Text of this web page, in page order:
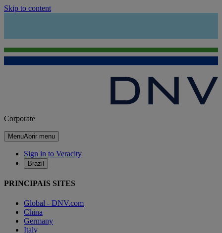
Skip to content
Corporate
MenuAbrir menu
Sign in to Veracity
Brazil
PRINCIPAIS SITES
Global - DNV.com
China
Germany
Italy